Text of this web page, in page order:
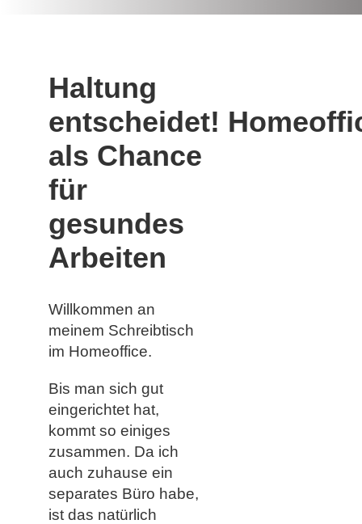
Haltung
entscheidet!
als Chance
für
gesundes
Arbeiten
Willkommen an
meinem Schreibtisch
im Homeoffice.
Bis man sich gut
eingerichtet hat,
kommt so einiges
zusammen. Da ich
auch zuhause ein
separates Büro habe,
ist das natürlich